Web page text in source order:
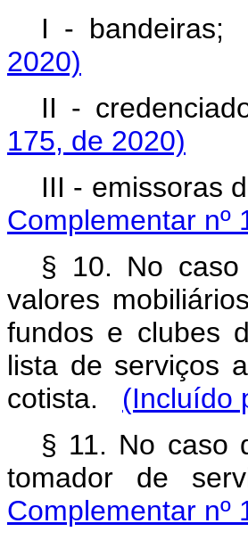
I -
2020)
II -
175, de 2020)
III - emissoras
Complementar nº
§ 10. No caso
valores
fundos e clubes
lista de serviços
cotista. (Incluído
§ 11. No caso
tomador de
Complementar nº